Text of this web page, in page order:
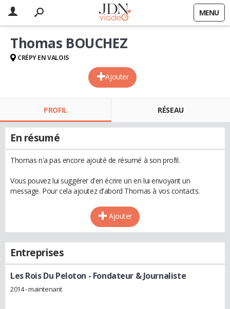
MENU
Ajouter
Thomas BOUCHEZ
CRÉPY EN VALOIS
PROFIL RÉSEAU
En résumé
Thomas n'a pas encore ajouté de résumé à son profil.
Vous pouvez lui suggérer d'en écrire un en lui envoyant un
message. Pour cela ajoutez d'abord Thomas à vos contacts.
Ajouter
Entreprises
Les Rois Du Peloton - Fondateur & Journaliste
2014 - maintenant